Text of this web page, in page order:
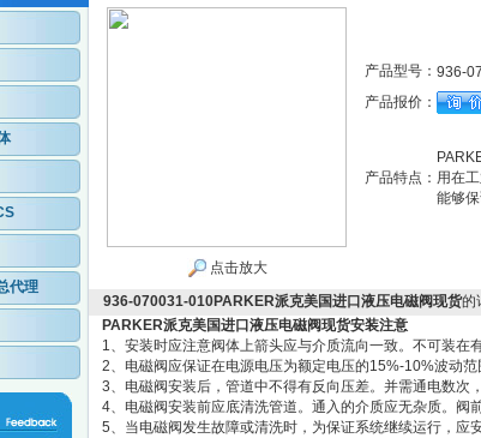
代理
点击放大
产品型号： 936-
产品报价：
产品特点： 用在
能够保
936-070031-010PARKER派克美国进口液压电磁阀现货的
PARKER派克美国进口液压电磁阀现货安装注意
1、安装时应注意阀体上箭头应与介质流向一致。不可装在
2、电磁阀应保证在电源电压为额定电压的15%-10%波动范
3、电磁阀安装后，管道中不得有反向压差。并需通电数次
4、电磁阀安装前应底清洗管道。通入的介质应无杂质。阀
5、当电磁阀发生故障或清洗时，为保证系统继续运行，应